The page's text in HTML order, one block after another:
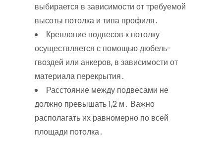
выбирается в зависимости от требуемой
высоты потолка и типа профиля․
Крепление подвесов к потолку
осуществляется с помощью дюбель-
гвоздей или анкеров, в зависимости от
материала перекрытия․
Расстояние между подвесами не
должно превышать 1,2 м․ Важно
располагать их равномерно по всей
площади потолка․